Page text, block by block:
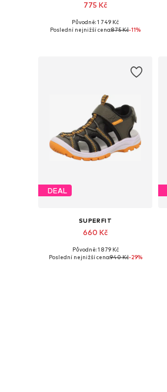
775 Kč
Původně: 1 749 Kč
Poslední nejnižší cena:875 Kč-11%
DEAL
SUPERFIT
660 Kč
Dostupné velikosti: 27, 29, 31, 32
Původně: 1 879 Kč
Poslední nejnižší cena:940 Kč-29%